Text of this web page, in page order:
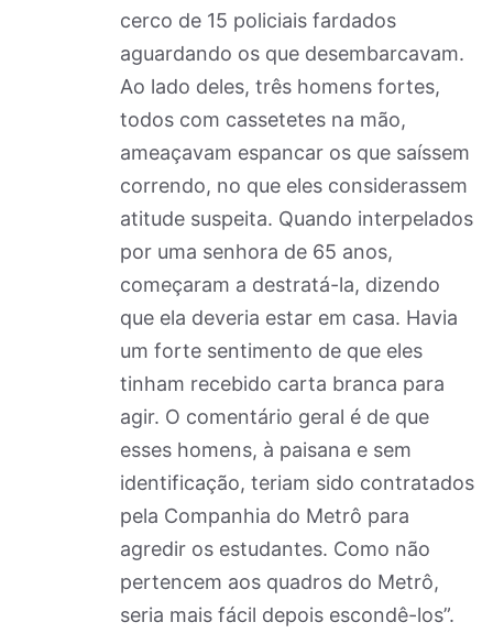
cerco de 15 policiais fardados
aguardando os que desembarcavam.
Ao lado deles, três homens fortes,
todos com cassetetes na mão,
ameaçavam espancar os que saíssem
correndo, no que eles considerassem
atitude suspeita. Quando interpelados
por uma senhora de 65 anos,
começaram a destratá-la, dizendo
que ela deveria estar em casa. Havia
um forte sentimento de que eles
tinham recebido carta branca para
agir. O comentário geral é de que
esses homens, à paisana e sem
identificação, teriam sido contratados
pela Companhia do Metrô para
agredir os estudantes. Como não
pertencem aos quadros do Metrô,
seria mais fácil depois escondê-los”.